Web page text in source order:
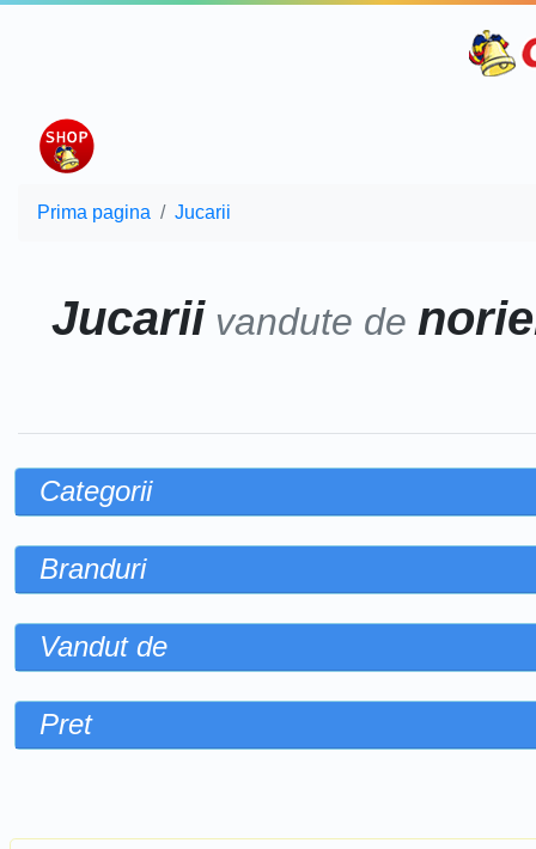
Prima pagina Jucarii
Jucarii vandute de
Categorii
Branduri
Vandut de
Pret